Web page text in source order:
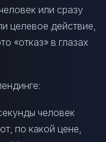
или сразу
целевое действие,
«отказ» в глазах
человек
по какой цене,